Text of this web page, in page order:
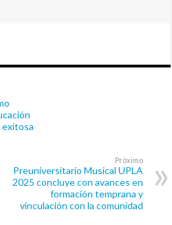
Próximo
Preuniversitario Musical UPLA
2025 concluye con avances en
formación temprana y
vinculación con la comunidad